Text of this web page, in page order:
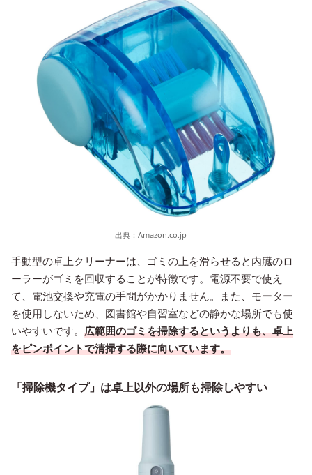
出典： Amazon.co.jp
手動型の卓上クリーナーは、ゴミの上を滑らせると内臓のロ
ーラーがゴミを回収することが特徴です。電源不要で使え
て、電池交換や充電の手間がかかりません。また、モーター
を使用しないため、図書館や自習室などの静かな場所でも使
いやすいです。 広範囲のゴミを掃除するというよりも、卓上
をピンポイントで清掃する際に向いています。
「掃除機タイプ」は卓上以外の場所も掃除しやすい